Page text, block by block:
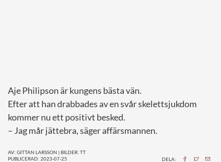
Aje Philipson är kungens bästa vän.
Efter att han drabbades av en svår skelettsjukdom
kommer nu ett positivt besked.
– Jag mår jättebra, säger affärsmannen.
AV: GITTAN LARSSON | BILDER: TT
PUBLICERAD: 2023-07-25
DELA: